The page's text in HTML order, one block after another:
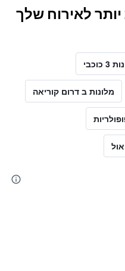
לאירוח שלך
כוכבי
מלונות ב דרום קוריאה